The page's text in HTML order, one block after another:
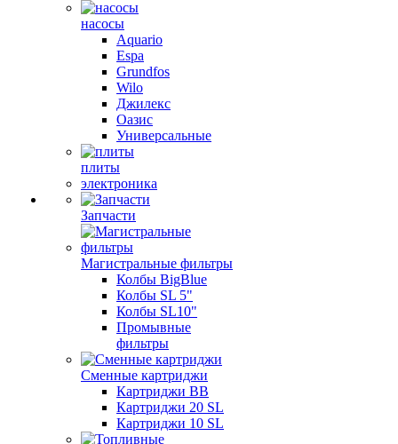
насосы
Aquario
Espa
Grundfos
Wilo
Джилекс
Оазис
Универсальные
плиты
электроника
Запчасти
Магистральные фильтры
Колбы BigBlue
Колбы SL 5"
Колбы SL10"
Промывные
фильтры
Сменные картриджи
Картриджи BB
Картриджи 20 SL
Картриджи 10 SL